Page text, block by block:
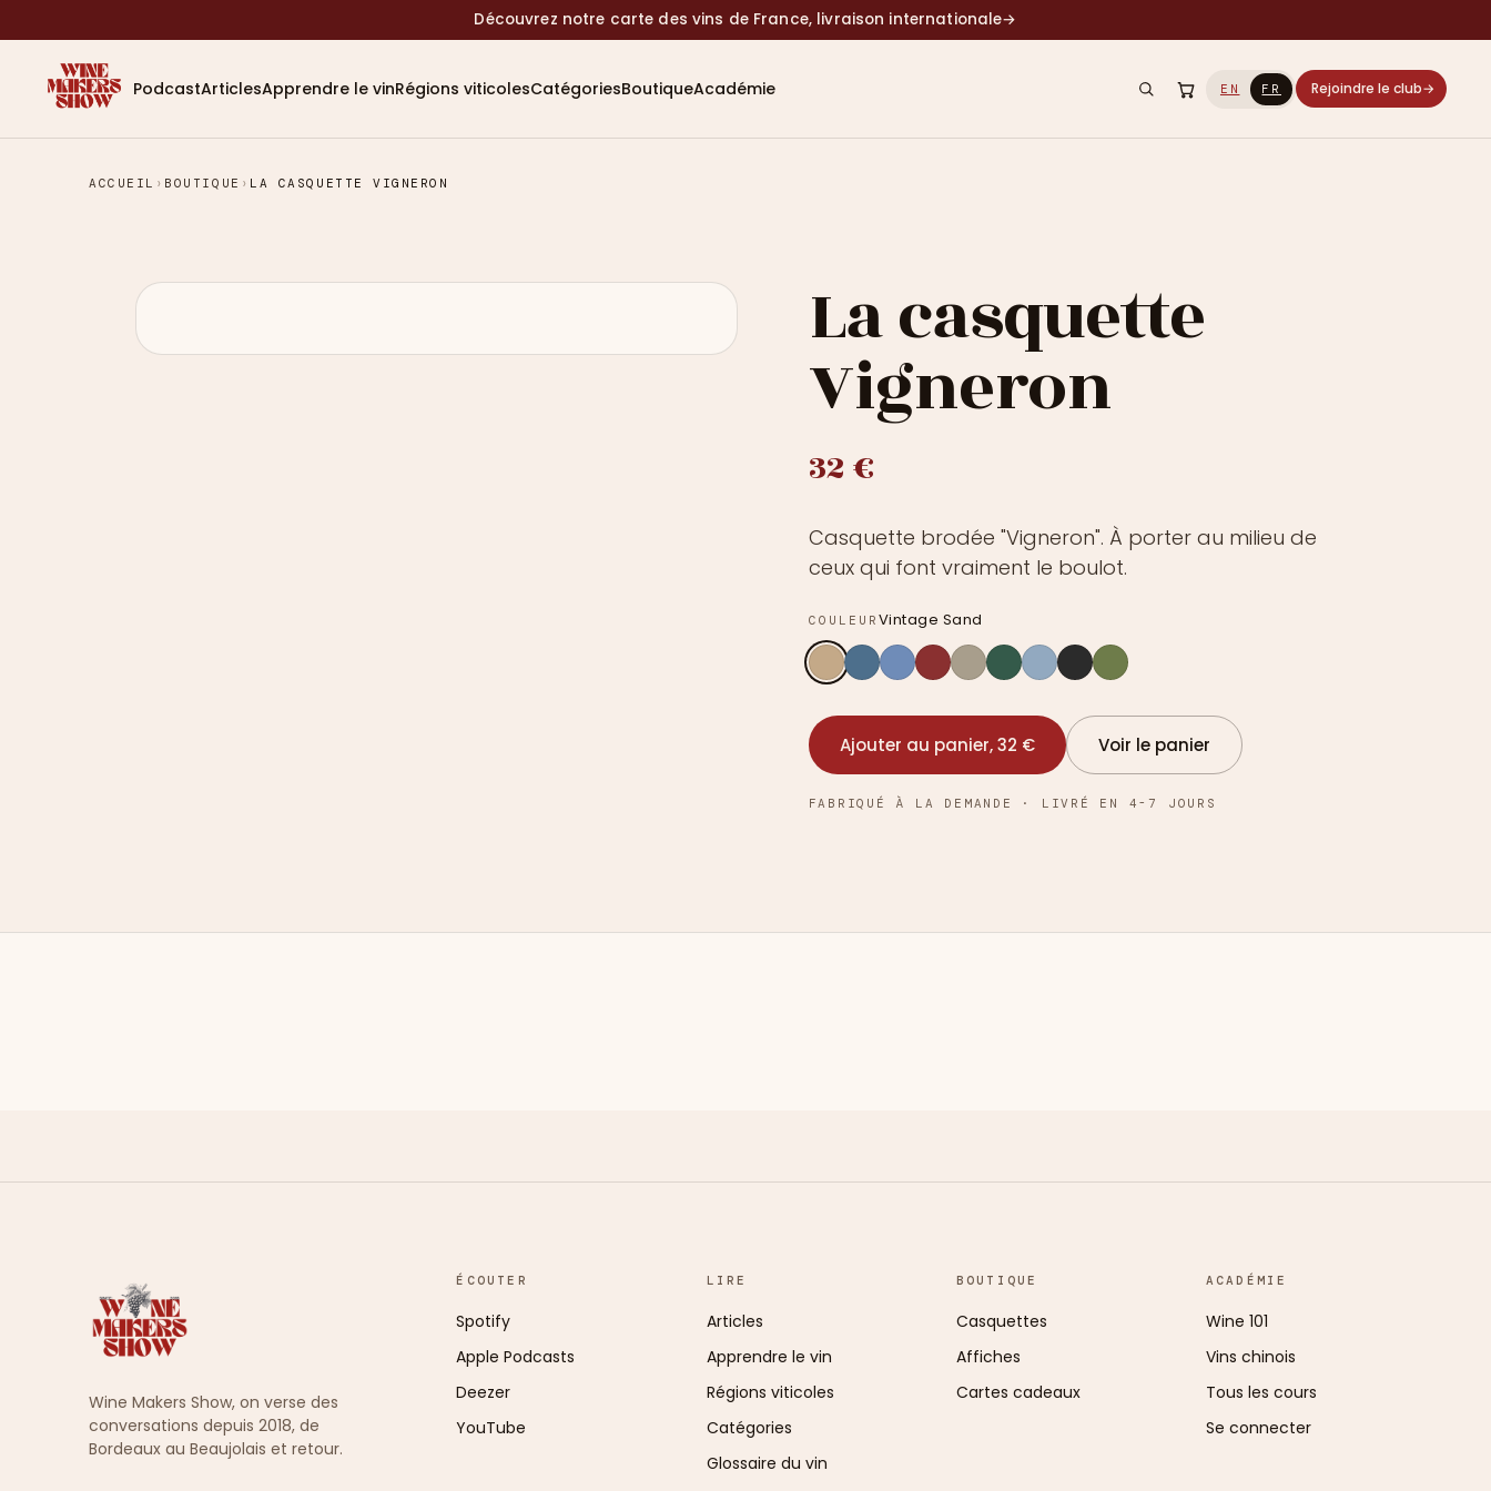
Découvrez notre carte des vins de France, livraison internationale→
PodcastArticlesApprendre le vinRégions viticolesCatégoriesBoutiqueAcadémie EN FR Rejoindre le club→
ACCUEIL › BOUTIQUE › LA CASQUETTE VIGNERON
La casquette
Vigneron
32 €
Casquette brodée "Vigneron". À porter au milieu de
ceux qui font vraiment le boulot.
COULEUR Vintage Sand
Ajouter au panier, 32 € Voir le panier
FABRIQUÉ À LA DEMANDE · LIVRÉ EN 4-7 JOURS
Wine Makers Show, on verse des
conversations depuis 2018, de
Bordeaux au Beaujolais et retour.
ÉCOUTER
Spotify
Apple Podcasts
Deezer
YouTube
LIRE
Articles
Apprendre le vin
Régions viticoles
Catégories
Glossaire du vin
BOUTIQUE
Casquettes
Affiches
Cartes cadeaux
ACADÉMIE
Wine 101
Vins chinois
Tous les cours
Se connecter